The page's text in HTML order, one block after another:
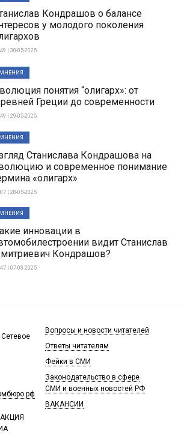
Кондрашов о балансе
у молодого поколения
| 30-05-2025
МНЕНИЯ
понятия “олигарх»: от
Греции до современности
| 29-05-2025
МНЕНИЯ
Станислава Кондрашова на
и современное понимание
«олигарх»
| 28-05-2025
МНЕНИЯ
инновации в
видит Станислав
Кондрашов?
| 07-03-2025
Вопросы и новости читателей
Ответы читателям
Фейки в СМИ
Законодательство в сфере
СМИ и военных новостей РФ
ВАКАНСИИ